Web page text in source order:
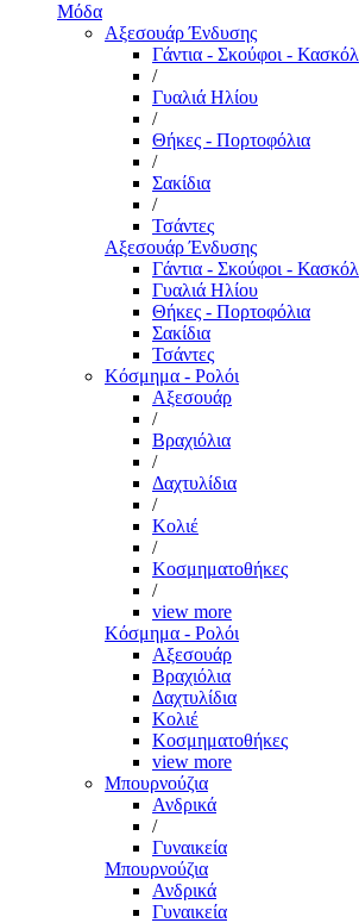
Μόδα
Αξεσουάρ Ένδυσης
Γάντια - Σκούφοι - Κασκόλ
/
Γυαλιά Ηλίου
/
Θήκες - Πορτοφόλια
/
Σακίδια
/
Τσάντες
Αξεσουάρ Ένδυσης
Γάντια - Σκούφοι - Κασκόλ
Γυαλιά Ηλίου
Θήκες - Πορτοφόλια
Σακίδια
Τσάντες
Κόσμημα - Ρολόι
Αξεσουάρ
/
Βραχιόλια
/
Δαχτυλίδια
/
Κολιέ
/
Κοσμηματοθήκες
/
view more
Κόσμημα - Ρολόι
Αξεσουάρ
Βραχιόλια
Δαχτυλίδια
Κολιέ
Κοσμηματοθήκες
view more
Μπουρνούζια
Ανδρικά
/
Γυναικεία
Μπουρνούζια
Ανδρικά
Γυναικεία